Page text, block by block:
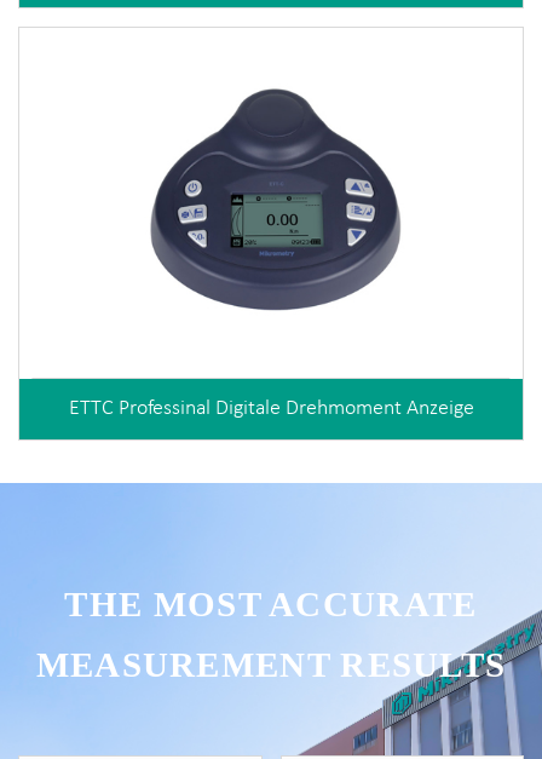
ETTC Professinal Digitale Drehmoment Anzeige
THE MOST ACCURATE
MEASUREMENT RESULTS